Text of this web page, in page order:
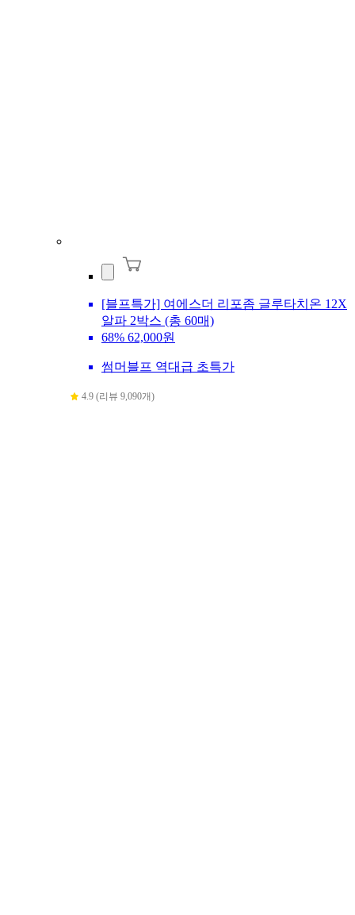
[블프특가] 여에스더 리포좀 글루타치온 12X
알파 2박스 (총 60매)
68% 62,000원
썸머블프 역대급 초특가
4.9 (리뷰 9,090개)